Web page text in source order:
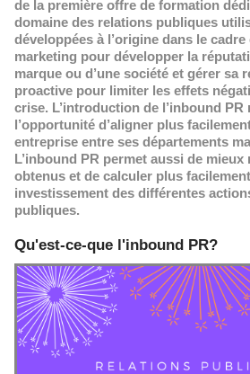
de la première offre de formation
domaine des relations publiques
développées à l’origine dans le cadre
marketing pour développer la
marque ou d’une société et gérer sa
proactive pour limiter les effets
crise. L’introduction de l’inbound PR
l’opportunité d’aligner plus
entreprise entre ses départements
L’inbound PR permet aussi de
obtenus et de calculer plus
investissement des différentes
publiques.
Qu'est-ce-que l'inbound PR?